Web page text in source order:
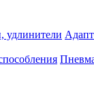
удлинители